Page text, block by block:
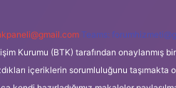
Teams:
Kurumu (BTK) tarafından
içeriklerin sorumluluğunu